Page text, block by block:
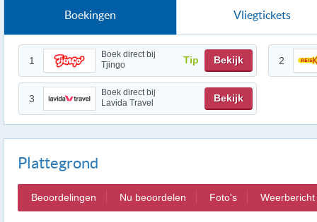
Boekingen Vliegtickets
1
Boek direct bij
Tjingo
Tip Bekijk 2
3
Boek direct bij
Lavida Travel
Bekijk
Plattegrond
Beoordelingen Nu beoordelen Foto's Weerbericht